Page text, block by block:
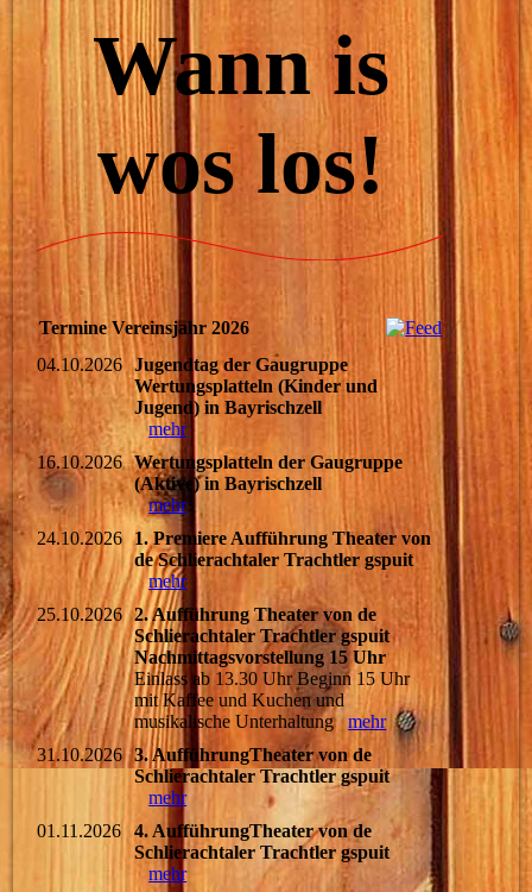
Wann is
wos los!
Termine Vereinsjahr 2026
04.10.2026
Jugendtag der Gaugruppe
Wertungsplatteln (Kinder und
Jugend) in Bayrischzell
mehr
16.10.2026 Wertungsplatteln der Gaugruppe
(Aktive) in Bayrischzell
mehr
24.10.2026 1. Premiere Aufführung Theater von
de Schlierachtaler Trachtler gspuit
mehr
25.10.2026
2. Aufführung Theater von de
Schlierachtaler Trachtler gspuit
Nachmittagsvorstellung 15 Uhr
Einlass ab 13.30 Uhr Beginn 15 Uhr
mit Kaffee und Kuchen und
musikalische Unterhaltungmehr
31.10.2026
3. AufführungTheater von de
Schlierachtaler Trachtler gspuit
mehr
01.11.2026
4. AufführungTheater von de
Schlierachtaler Trachtler gspuit
mehr